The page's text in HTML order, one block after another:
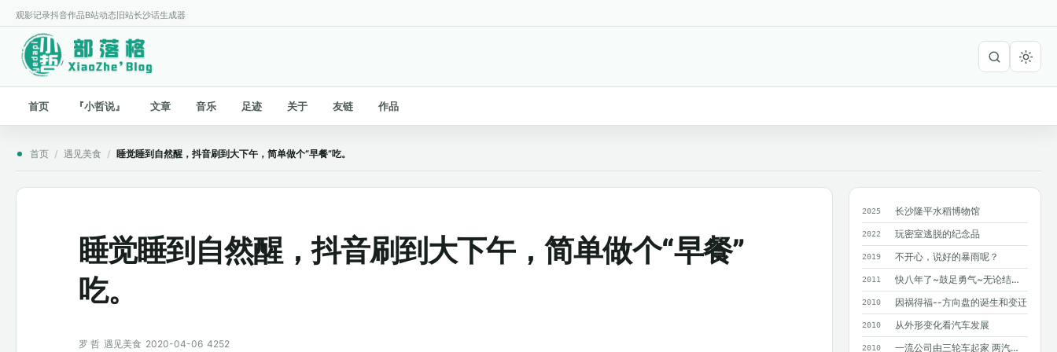
观影记录抖音作品B站动态 旧站长沙话生成器
首页 『小哲说』 文章 音乐 足迹 关于 友链 作品
首页 / 遇见美食 / 睡觉睡到自然醒，抖音刷到大下午，简单做个“早餐”吃。
2025 长沙隆平水稻博物馆
2022 玩密室逃脱的纪念品
2019 不开心，说好的暴雨呢？
2011 快八年了~鼓足勇气~无论结果如何~只求...
2010 因祸得福--方向盘的诞生和变迁
2010 从外形变化看汽车发展
2010 一流公司由三轮车起家 两汽车巨人造就奔驰
睡觉睡到自然醒，抖音刷到大下午，简单做个“早餐”
吃。
罗 哲 遇见美食 2020-04-06 4252